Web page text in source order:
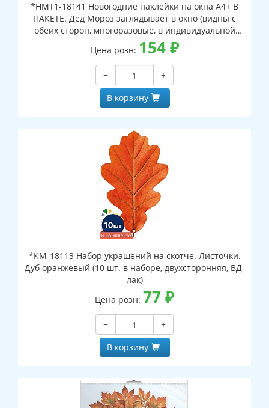
*НМТ1-18141 Новогодние наклейки на окна А4+ В
ПАКЕТЕ. Дед Мороз заглядывает в окно (видны с
обеих сторон, многоразовые, в индивидуальной
упаковке, с европодвесом и клеевым клапаном)
Цена розн: 154₽
−
+
В корзину
*КМ-18113 Набор украшений на скотче. Листочки.
Дуб оранжевый (10 шт. в наборе, двухсторонняя, ВД-
лак)
Цена розн: 77 ₽
−
+
В корзину